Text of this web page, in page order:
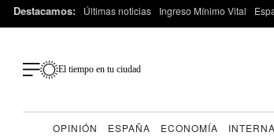
Destacamos: Últimas noticias Ingreso Mínimo Vital
El tiempo en tu ciudad
OPINIÓN ESPAÑA ECONOMÍA